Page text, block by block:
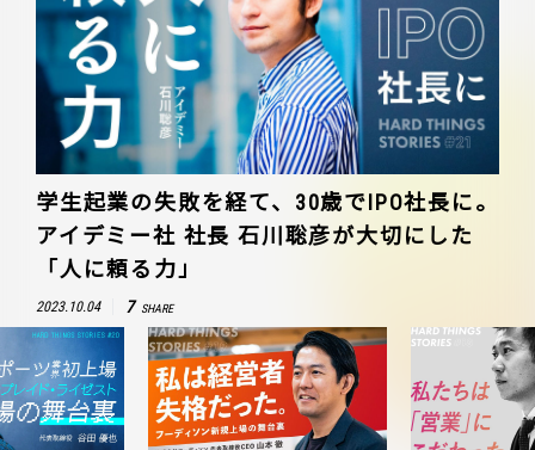
学生起業の失敗を経て、30歳でIPO社長に。
アイデミー社 社長 石川聡彦が大切にした
「人に頼る力」
2023.10.04 7 SHARE